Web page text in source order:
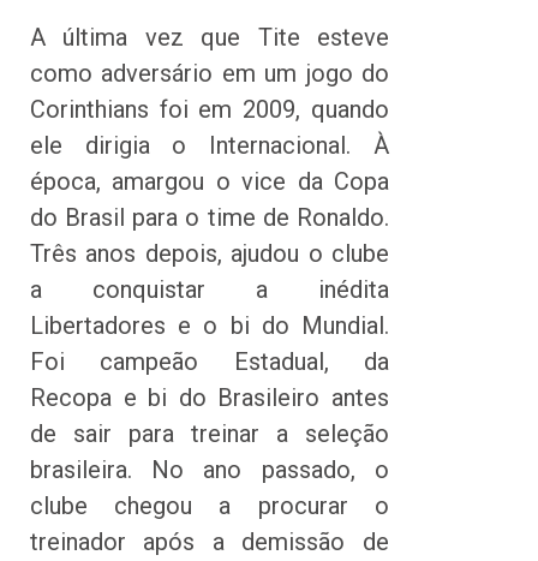
A última vez que Tite esteve
como adversário em um jogo do
Corinthians foi em 2009, quando
ele dirigia o Internacional. À
época, amargou o vice da Copa
do Brasil para o time de Ronaldo.
Três anos depois, ajudou o clube
a conquistar a inédita
Libertadores e o bi do Mundial.
Foi campeão Estadual, da
Recopa e bi do Brasileiro antes
de sair para treinar a seleção
brasileira. No ano passado, o
clube chegou a procurar o
treinador após a demissão de